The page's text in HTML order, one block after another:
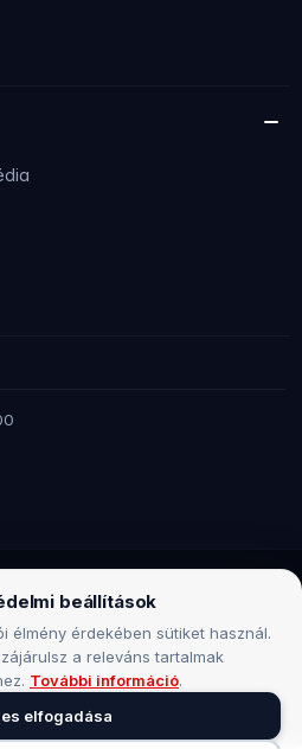
beállítások
élmény érdekében sütiket használ.
a releváns tartalmak
További információ.
elfogadása